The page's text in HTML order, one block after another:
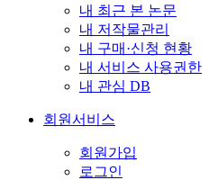
내 최근 본 논문
내 저작물관리
내 구매·신청 현황
내 서비스 사용권한
내 관심 DB
회원서비스
회원가입
로그인